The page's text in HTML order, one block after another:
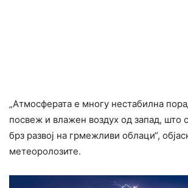
„Атмосферата е многу нестабилна
посвеж и влажен воздух од запад, што
брз развој на грмежливи облаци“,
метеоролозите.